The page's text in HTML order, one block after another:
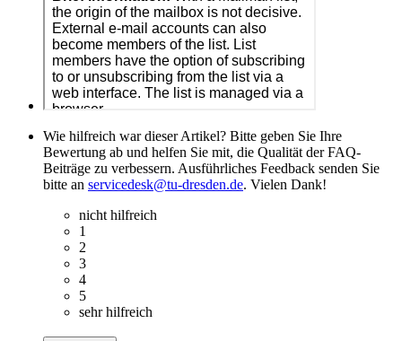
Wie hilfreich war dieser Artikel? Bitte geben Sie Ihre
Bewertung ab und helfen Sie mit, die Qualität der FAQ-
Beiträge zu verbessern. Ausführliches Feedback senden Sie
bitte an servicedesk@tu-dresden.de. Vielen Dank!
nicht hilfreich
1
2
3
4
5
sehr hilfreich